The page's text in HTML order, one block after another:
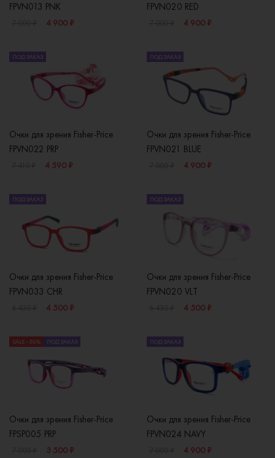
FPVN013 PNK
4 900 ₽
FPVN020 RED
4 900 ₽
ПОД ЗАКАЗ
Очки для зрения Fisher-Price
FPVN022 PRP
4 590 ₽
ПОД ЗАКАЗ
Очки для зрения Fisher-Price
FPVN021 BLUE
4 900 ₽
ПОД ЗАКАЗ
Очки для зрения Fisher-Price
FPVN033 CHR
4 500 ₽
ПОД ЗАКАЗ
Очки для зрения Fisher-Price
FPVN020 VLT
4 500 ₽
SALE - 50% ПОД ЗАКАЗ
Очки для зрения Fisher-Price
FPSP005 PRP
3 500 ₽
ПОД ЗАКАЗ
Очки для зрения Fisher-Price
FPVN024 NAVY
4 900 ₽